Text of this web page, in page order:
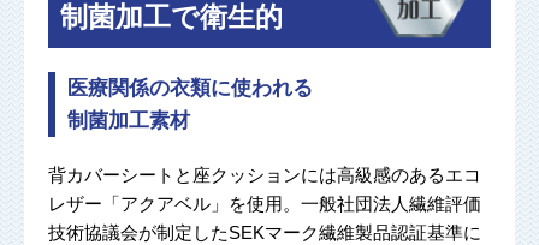
制菌加工で衛生的
医療関係の衣類に使われる
制菌加工素材
背カバーシートと座クッションには高級感のあるエコ
レザー「アクアベル」を使用。一般社団法人繊維評価
技術協議会が制定したSEKマーク繊維製品認証基準に